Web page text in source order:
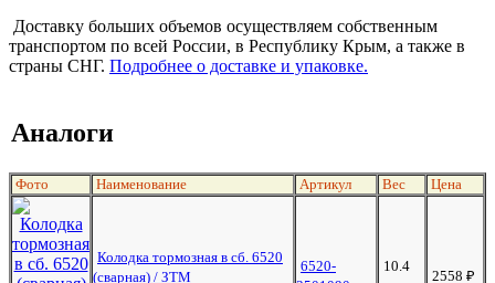
Доставку больших объемов осуществляем собственным
транспортом по всей России, в Республику Крым, а также в
страны СНГ. Подробнее о доставке и упаковке.
Аналоги
Фото Наименование Артикул Вес Цена
Колодка тормозная в сб. 6520
(сварная) / ЗТМ
6520-
10.4
2558 ₽